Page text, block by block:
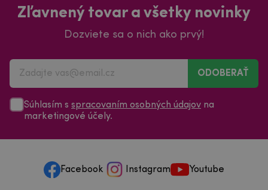
Zľavnený tovar a všetky novinky
Dozviete sa o nich ako prvý!
ODOBERAŤ
Súhlasím s spracovaním osobných údajov na
marketingové účely.
Facebook Instagram Youtube